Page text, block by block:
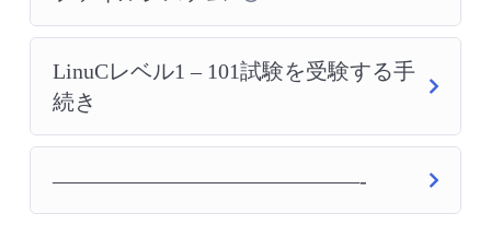
LinuCレベル1 – 101試験を受験する手
続き
——————————————-